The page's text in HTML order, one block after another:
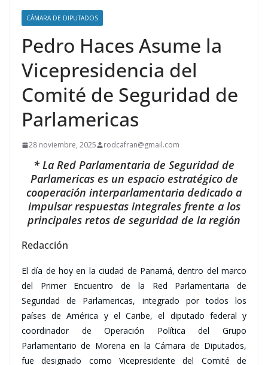
CÁMARA DE DIPUTADOS
Pedro Haces Asume la
Vicepresidencia del
Comité de Seguridad de
Parlamericas
28 noviembre, 2025 rodcafran@gmail.com
* La Red Parlamentaria de Seguridad de
Parlamericasesun espacio estratégico de
cooperación interparlamentaria dedicado a
impulsar respuestas integrales frente a los
principales retos de seguridad de la región
Redacción
El día de hoy en la ciudad de Panamá, dentro del marco
del Primer Encuentro de la Red Parlamentaria de
Seguridad de Parlamericas, integrado por todos los
países de América y el Caribe, el diputado federal y
coordinador de Operación Política del Grupo
Parlamentario de Morena en la Cámara de Diputados,
fue designado como Vicepresidente del Comité de